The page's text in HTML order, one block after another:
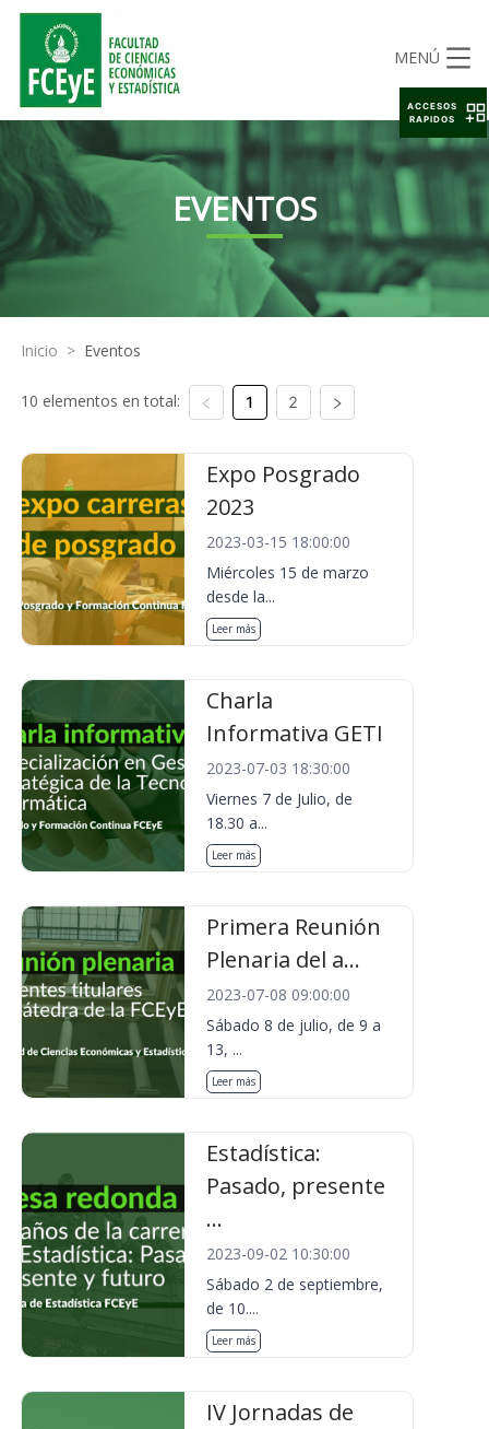
MENÚ
EVENTOS
Inicio > Eventos
10 elementos en total: 1 2
Expo Posgrado
2023
2023-03-15 18:00:00
Miércoles 15 de marzo
desde la...
Leer más
Charla
Informativa GETI
2023-07-03 18:30:00
Viernes 7 de Julio, de
18.30 a...
Leer más
Primera Reunión
Plenaria del a...
2023-07-08 09:00:00
Sábado 8 de julio, de 9 a
13, ...
Leer más
Estadística:
Pasado, presente
...
2023-09-02 10:30:00
Sábado 2 de septiembre,
de 10....
Leer más
IV Jornadas de
ACCESOS
RAPIDOS